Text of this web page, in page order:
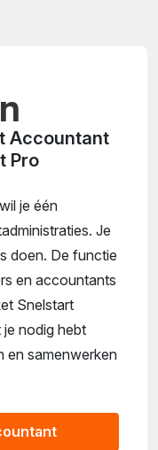
Accountant
Pro
je één
Je
doen. De functie
en accountants
Snelstart
nodig hebt
en samenwerken